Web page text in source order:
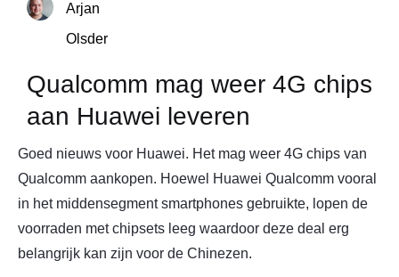
Arjan
Olsder
Qualcomm mag weer 4G chips
aan Huawei leveren
Goed nieuws voor Huawei. Het mag weer 4G chips van
Qualcomm aankopen. Hoewel Huawei Qualcomm vooral
in het middensegment smartphones gebruikte, lopen de
voorraden met chipsets leeg waardoor deze deal erg
belangrijk kan zijn voor de Chinezen.